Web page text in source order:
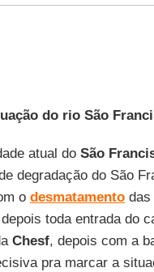
do rio São
atual do São
degradação do São
o desmatamentodas
toda entrada do
Chesf, depois com a
pra marcar a